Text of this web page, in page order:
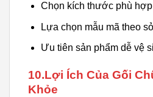
Chọn kích thước phù
Lựa chọn mẫu mã theo
Ưu tiên sản phẩm dễ vệ
10.Lợi Ích Của Gối
Khỏe